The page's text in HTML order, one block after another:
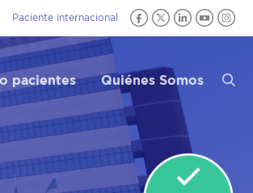
Paciente internacional
pacientes Quiénes Somos